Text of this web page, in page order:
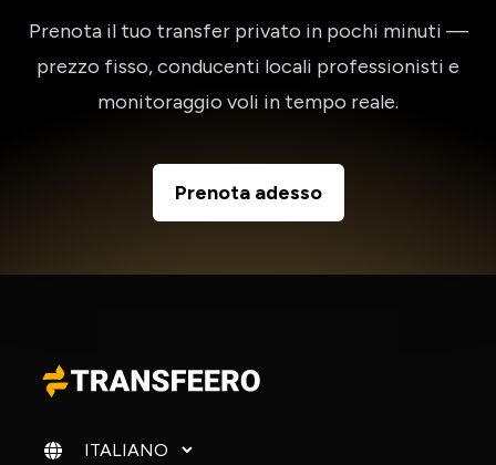
Prenota il tuo transfer privato in pochi minuti —
prezzo fisso, conducenti locali professionisti e
monitoraggio voli in tempo reale.
Prenota adesso
Cambia lingua